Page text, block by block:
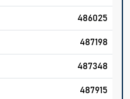
486025
487198
487348
487915